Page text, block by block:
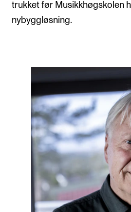
trukket før Musikkhøgskolen
nybyggløsning.